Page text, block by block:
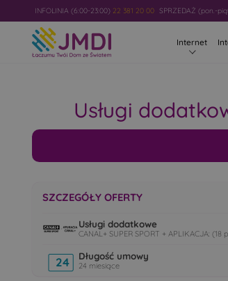
INFOLINIA (6:00-23:00) 22 381 20 00 SPRZEDAŻ (pon.-
Internet
Usługi
SZCZEGÓŁY OFERTY
Usługi dodatkowe
CANAL+ SUPER SPORT + APLIKACJA: (18
24 Długość umowy
24 miesiące